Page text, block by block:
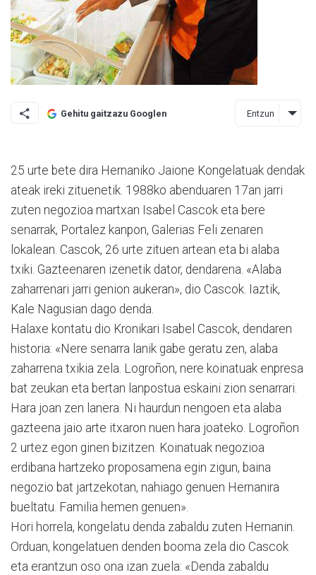
Gehitu gaitzazu Googlen Entzun
25 urte bete dira Hernaniko Jaione Kongelatuak dendak
ateak ireki zitue­netik. 1988ko abenduaren 17an jarri
zuten negozioa martxan Isabel Cascok eta bere
senarrak, Portalez kanpon, Galerias Feli zenaren
lokalean. Cascok, 26 urte zituen artean eta bi alaba
txiki. Gazteenaren izenetik dator, dendarena. «Alaba
zaharrenari ja­rri genion aukeran», dio Cascok. Iaztik,
Kale Nagusian dago denda.
Halaxe kontatu dio Kroni­ka­ri Isabel Cascok, dendaren
historia: «Nere senarra lanik gabe geratu zen, alaba
zaharrena txikia zela. Logroñon, nere koinatuak enpresa
bat zeukan eta bertan lanpostua eskaini zion senarrari.
Hara joan zen lanera. Ni haurdun nengoen eta alaba
gazteena jaio arte itxaron nuen hara joateko. Logroñon
2 urtez egon ginen bizitzen. Koinatuak negozioa
erdibana hartzeko proposamena egin zigun, baina
negozio bat jartzekotan, nahiago genuen Herna­nira
bueltatu. Familia hemen genuen».
Hori horrela, kongelatu den­da zabaldu zuten Herna­nin.
Orduan, kongelatuen den­den booma zela dio Cascok
eta erantzun oso ona izan zuela: «Denda zabaldu